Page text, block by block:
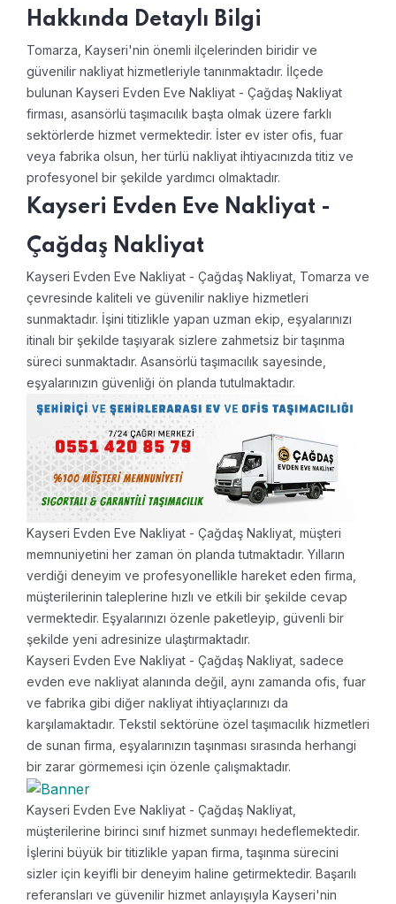
Hakkında Detaylı Bilgi
Tomarza, Kayseri'nin önemli ilçelerinden biridir ve
güvenilir nakliyat hizmetleriyle tanınmaktadır. İlçede
bulunan Kayseri Evden Eve Nakliyat - Çağdaş Nakliyat
firması, asansörlü taşımacılık başta olmak üzere farklı
sektörlerde hizmet vermektedir. İster ev ister ofis, fuar
veya fabrika olsun, her türlü nakliyat ihtiyacınızda titiz ve
profesyonel bir şekilde yardımcı olmaktadır.
Kayseri Evden Eve Nakliyat -
Çağdaş Nakliyat
Kayseri Evden Eve Nakliyat - Çağdaş Nakliyat, Tomarza ve
çevresinde kaliteli ve güvenilir nakliye hizmetleri
sunmaktadır. İşini titizlikle yapan uzman ekip, eşyalarınızı
itinalı bir şekilde taşıyarak sizlere zahmetsiz bir taşınma
süreci sunmaktadır. Asansörlü taşımacılık sayesinde,
eşyalarınızın güvenliği ön planda tutulmaktadır.
Kayseri Evden Eve Nakliyat - Çağdaş Nakliyat, müşteri
memnuniyetini her zaman ön planda tutmaktadır. Yılların
verdiği deneyim ve profesyonellikle hareket eden firma,
müşterilerinin taleplerine hızlı ve etkili bir şekilde cevap
vermektedir. Eşyalarınızı özenle paketleyip, güvenli bir
şekilde yeni adresinize ulaştırmaktadır.
Kayseri Evden Eve Nakliyat - Çağdaş Nakliyat, sadece
evden eve nakliyat alanında değil, aynı zamanda ofis, fuar
ve fabrika gibi diğer nakliyat ihtiyaçlarınızı da
karşılamaktadır. Tekstil sektörüne özel taşımacılık hizmetleri
de sunan firma, eşyalarınızın taşınması sırasında herhangi
bir zarar görmemesi için özenle çalışmaktadır.
Kayseri Evden Eve Nakliyat - Çağdaş Nakliyat,
müşterilerine birinci sınıf hizmet sunmayı hedeflemektedir.
İşlerini büyük bir titizlikle yapan firma, taşınma sürecini
sizler için keyifli bir deneyim haline getirmektedir. Başarılı
referansları ve güvenilir hizmet anlayışıyla Kayseri'nin